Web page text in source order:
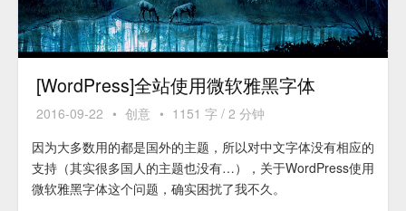
[WordPress]全站使用微软雅黑字体
2016-09-22 • 创意 • 1151 字 / 2 分钟
因为大多数用的都是国外的主题，所以对中文字体没有相应的
支持（其实很多国人的主题也没有…），关于WordPress使用
微软雅黑字体这个问题，确实困扰了我不久。